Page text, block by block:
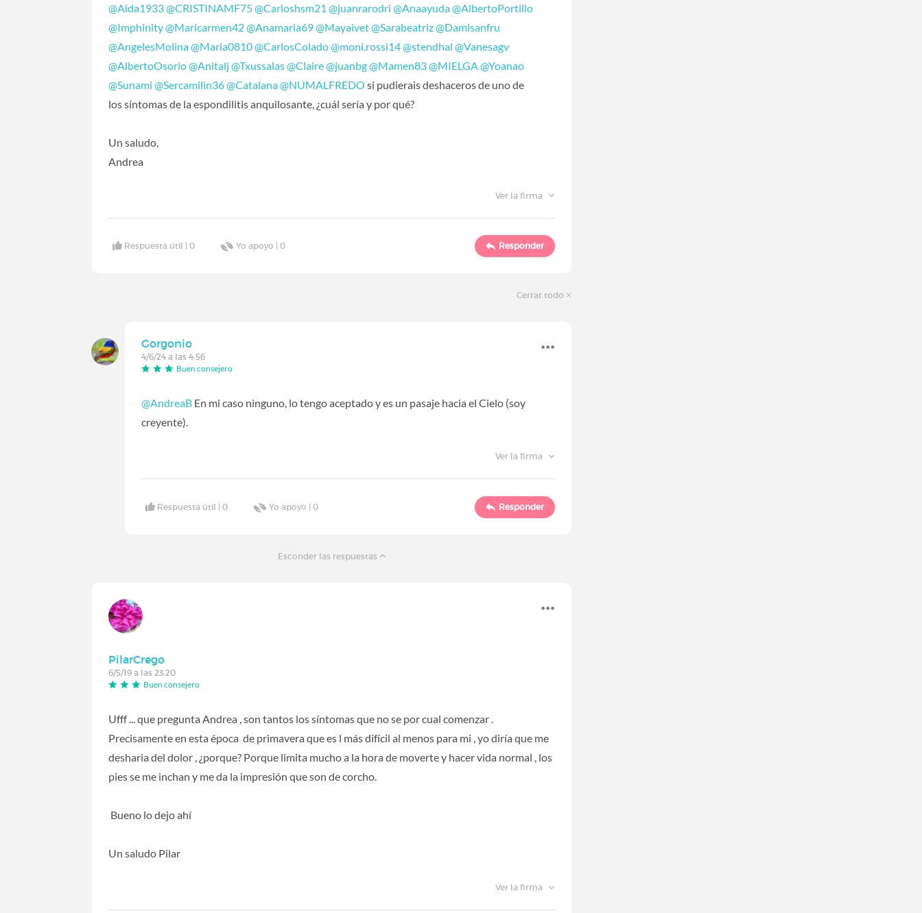
@Aida1933‍@CRISTINAMF75‍@Carloshsm21 ‍@juanrarodri ‍@Anaayuda‍@AlbertoPortillo
@Imphinity‍@Maricarmen42‍@Anamaria69‍@Mayaivet‍@Sarabeatriz‍@Damisanfru
@AngelesMolina‍@Maria0810‍@CarlosColado‍@moni.rossi14‍@stendhal ‍@Vanesagv
@AlbertoOsorio‍@Anitalj ‍@Txussalas‍@Claire‍@juanbg‍@Mamen83‍@MIELGA ‍@Yoanao
@Sunami ‍@Sercamilin36‍@Catalana‍@NUMALFREDO ‍ si pudierais deshaceros de uno de
los síntomas de la espondilitis anquilosante, ¿cuál sería y por qué?
Un saludo,
Andrea
Ver la firma
Respuesta útil |0 Yo apoyo |0 Responder
Cerrar todo
Gorgonio
4/6/24 a las 4:56
Buen consejero
@AndreaB En mi caso ninguno, lo tengo aceptado y es un pasaje hacia el Cielo (soy
creyente).
Ver la firma
Respuesta útil |0 Yo apoyo |0 Responder
Esconder las respuestas
PilarCrego
6/5/19 a las 23:20
Buen consejero
Ufff ... que pregunta Andrea , son tantos los síntomas que no se por cual comenzar .
Precisamente en esta época de primavera que es l más difícil al menos para mi , yo diría que me
desharia del dolor , ¿porque? Porque limita mucho a la hora de moverte y hacer vida normal , los
pies se me inchan y me da la impresión que son de corcho.
Bueno lo dejo ahí
Un saludo Pilar
Ver la firma